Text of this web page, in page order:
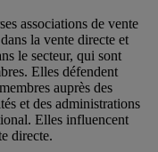
associations de vente
la vente directe et
le secteur, qui sont
Elles défendent
auprès des
et des administrations
Elles influencent
directe.